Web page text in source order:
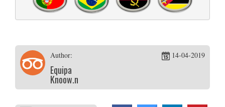
Author:
Equipa
Knoow.net
14-04-2019